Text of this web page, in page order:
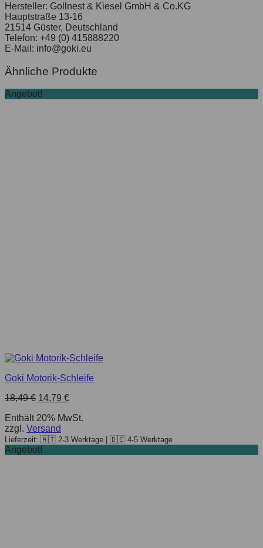
Hersteller: Gollnest & Kiesel GmbH & Co.KG
Hauptstraße 13-16
21514 Güster, Deutschland
Telefon: +49 (0) 415888220
E-Mail: info@goki.eu
Ähnliche Produkte
Angebot!
Goki Motorik-Schleife
18,49€ Ursprünglicher
war:
18,49 €
14,79 €Aktueller
ist:
Enthält 20% MwSt.
zzgl. Versand
Lieferzeit: 🇦🇹 2-3 Werktage | 🇩🇪 4-5 Werktage
Angebot!